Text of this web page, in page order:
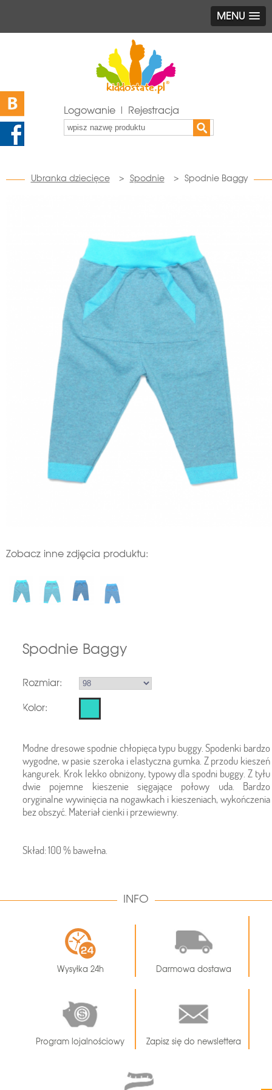
MENU
Logowanie | Rejestracja
Ubranka dziecięce > Spodnie > Spodnie Baggy
Zobacz inne zdjęcia produktu:
Spodnie Baggy
Rozmiar:
Kolor:
Modne dresowe spodnie chłopięca typu buggy. Spodenki bardzo
wygodne, w pasie szeroka i elastyczna gumka. Z przodu kieszeń
kangurek. Krok lekko obniżony, typowy dla spodni buggy. Z tyłu
dwie pojemne kieszenie sięgające połowy uda. Bardzo
oryginalne wywinięcia na nogawkach i kieszeniach, wykończenia
bez obszyć. Materiał cienki i przewiewny.
Skład: 100 % bawełna.
INFO
Wysyłka 24h Darmowa dostawa
Program lojalnościowy Zapisz się do newslettera